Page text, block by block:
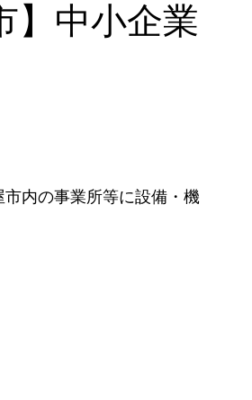
山梨 長野 岐阜 静岡
】中小企業
内の事業所等に設備・機